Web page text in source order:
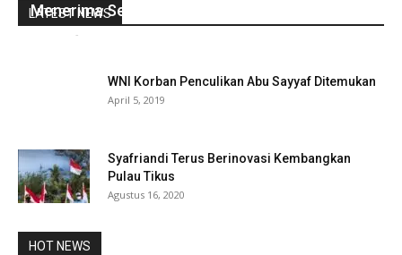
LATEST NEWS
Menerima Sebagai Musibah
-
WNI Korban Penculikan Abu Sayyaf Ditemukan
April 5, 2019
Syafriandi Terus Berinovasi Kembangkan
Pulau Tikus
Agustus 16, 2020
HOT NEWS